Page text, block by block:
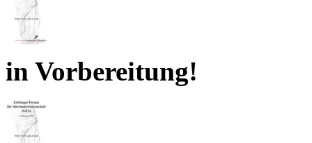
in Vorbereitung!